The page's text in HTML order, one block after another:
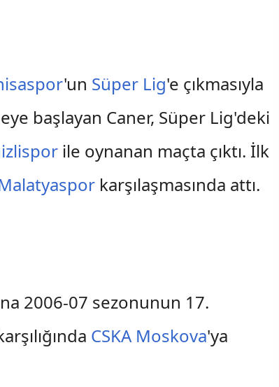
'un Süper Lig'e çıkmasıyla
başlayan Caner, Süper Lig'deki
ile oynanan maçta çıktı. İlk
karşılaşmasında attı.
2006-07 sezonunun 17.
CSKA Moskova'ya